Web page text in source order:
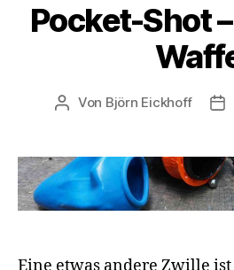
Pocket-Shot
Beitragsautor
Von Björn Eickhoff